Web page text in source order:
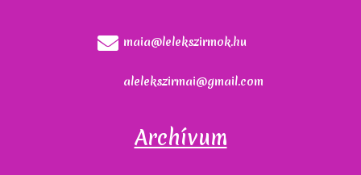
maia@lelekszirmok.hu
alelekszirmai@gmail.com
Archívum